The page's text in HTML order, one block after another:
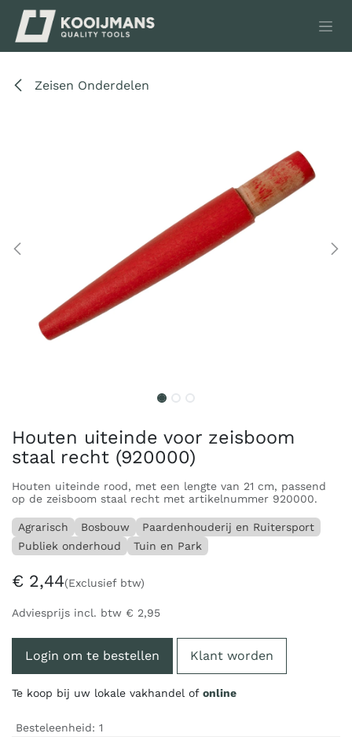
Overslaan naar inhoud
Zeisen Onderdelen
Houten uiteinde voor zeisboom
staal recht (920000)
Houten uiteinde rood, met een lengte van 21 cm, passend
op de zeisboom staal recht met artikelnummer 920000.
Agrarisch Bosbouw
Paardenhouderij en Ruitersport
Publiek onderhoud
Tuin en Park
€ 2,44(Exclusief btw)
Adviesprijs incl. btw € 2,95
Login om te bestellen Klant worden
Te koop bij uw lokale vakhandel of online
Besteleenheid: 1